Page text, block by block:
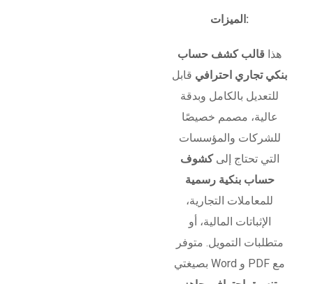
الميزات:
هذا قالب كشف حساب
بنكي تجاري احترافي قابل
للتعديل بالكامل وبدقة
عالية، مصمم خصيصًا
للشركات والمؤسسات
التي تحتاج إلىكشوف
حساب بنكية رسمية
للمعاملات التجارية،
الإثباتات المالية، أو
متطلبات التمويل. متوفر
بصيغتي Word و PDF مع